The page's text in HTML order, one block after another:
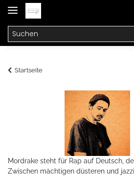
Startseite
Mordrake steht für Rap auf Deutsch,
Zwischen mächtigen düsteren und